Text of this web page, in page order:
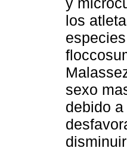
los
sexo
debido